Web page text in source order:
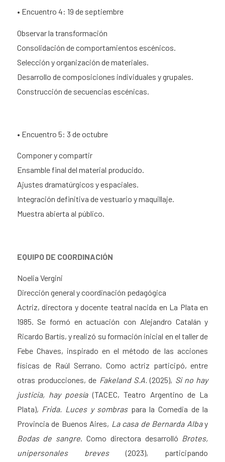
• Encuentro 4: 19 de septiembre
Observar la transformación
Consolidación de comportamientos escénicos.
Selección y organización de materiales.
Desarrollo de composiciones individuales y grupales.
Construcción de secuencias escénicas.
• Encuentro 5: 3 de octubre
Componer y compartir
Ensamble final del material producido.
Ajustes dramatúrgicos y espaciales.
Integración definitiva de vestuario y maquillaje.
Muestra abierta al público.
EQUIPO DE COORDINACIÓN
Noelia Vergini
Dirección general y coordinación pedagógica
Actriz, directora y docente teatral nacida en La Plata en
1985. Se formó en actuación con Alejandro Catalán y
Ricardo Bartís, y realizó su formación inicial en el taller de
Febe Chaves, inspirado en el método de las acciones
físicas de Raúl Serrano. Como actriz participó, entre
otras producciones, de Fakeland S.A. (2025), Si no hay
justicia, hay poesía(TACEC, Teatro Argentino de La
Plata), Frida. Luces y sombraspara la Comedia de la
Provincia de Buenos Aires, La casa de Bernarda Albay
Bodas de sangre. Como directora desarrolló Brotes,
unipersonales breves(2023), participando